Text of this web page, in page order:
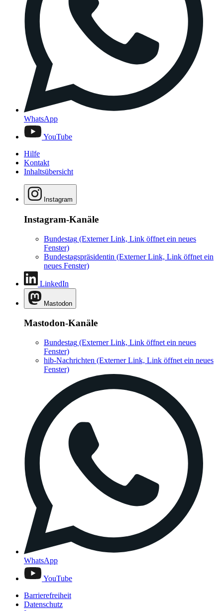
WhatsApp
YouTube
Hilfe
Kontakt
Inhaltsübersicht
Instagram
Instagram-Kanäle
Bundestag (Externer Link, Link öffnet ein neues
Fenster)
Bundestagspräsidentin (Externer Link, Link öffnet ein
neues Fenster)
LinkedIn
Mastodon
Mastodon-Kanäle
Bundestag (Externer Link, Link öffnet ein neues
Fenster)
hib-Nachrichten (Externer Link, Link öffnet ein neues
Fenster)
WhatsApp
YouTube
Barrierefreiheit
Datenschutz